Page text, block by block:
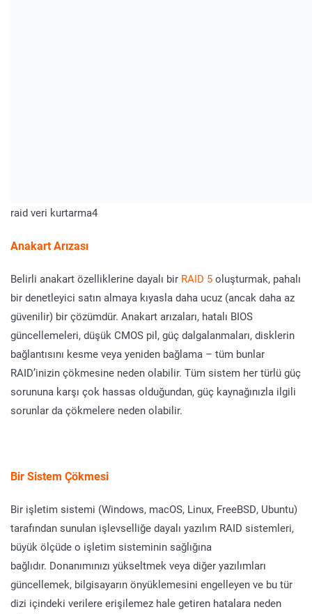
raid veri kurtarma4
Anakart Arızası
Belirli anakart özelliklerine dayalı bir RAID 5 oluşturmak, pahalı
bir denetleyici satın almaya kıyasla daha ucuz (ancak daha az
güvenilir) bir çözümdür. Anakart arızaları, hatalı BIOS
güncellemeleri, düşük CMOS pil, güç dalgalanmaları, disklerin
bağlantısını kesme veya yeniden bağlama – tüm bunlar
RAID’inizin çökmesine neden olabilir. Tüm sistem her türlü güç
sorununa karşı çok hassas olduğundan, güç kaynağınızla ilgili
sorunlar da çökmelere neden olabilir.
Bir Sistem Çökmesi
Bir işletim sistemi (Windows, macOS, Linux, FreeBSD, Ubuntu)
tarafından sunulan işlevselliğe dayalı yazılım RAID sistemleri,
büyük ölçüde o işletim sisteminin sağlığına
bağlıdır. Donanımınızı yükseltmek veya diğer yazılımları
güncellemek, bilgisayarın önyüklemesini engelleyen ve bu tür
dizi içindeki verilere erişilemez hale getiren hatalara neden